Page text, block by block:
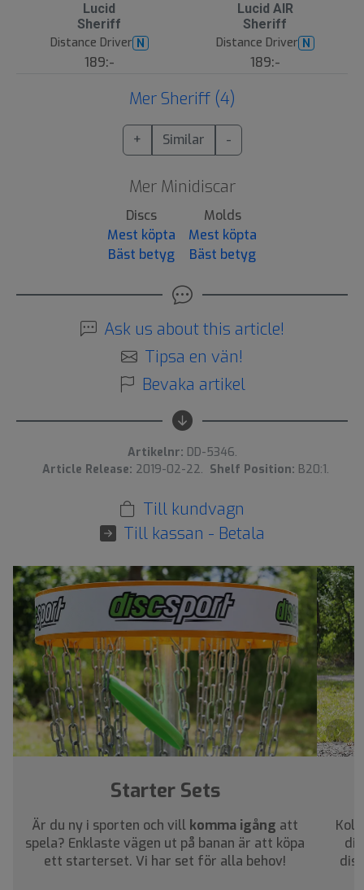
Lucid
Sheriff
Distance Driver N
189:-
Lucid AIR
Sheriff
Distance Driver N
189:-
Mer Sheriff (4)
+ Similar -
Mer Minidiscar
Discs
Mest köpta
Bäst betyg
Molds
Mest köpta
Bäst betyg
Ask us about this article!
Tipsa en vän!
Bevaka artikel
Artikelnr: DD-5346.
Article Release: 2019-02-22. Shelf Position: B20:1.
Till kundvagn
Till kassan - Betala
›
Starter Sets
Är du ny i sporten och vill komma igång att
spela? Enklaste vägen ut på banan är att köpa
ett starterset. Vi har set för alla behov!